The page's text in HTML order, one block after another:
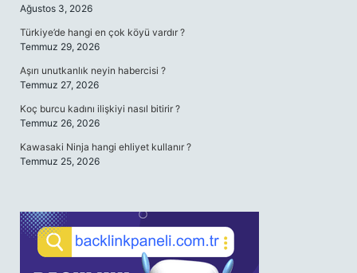
Ağustos 3, 2026
Türkiye’de hangi en çok köyü vardır ?
Temmuz 29, 2026
Aşırı unutkanlık neyin habercisi ?
Temmuz 27, 2026
Koç burcu kadını ilişkiyi nasıl bitirir ?
Temmuz 26, 2026
Kawasaki Ninja hangi ehliyet kullanır ?
Temmuz 25, 2026